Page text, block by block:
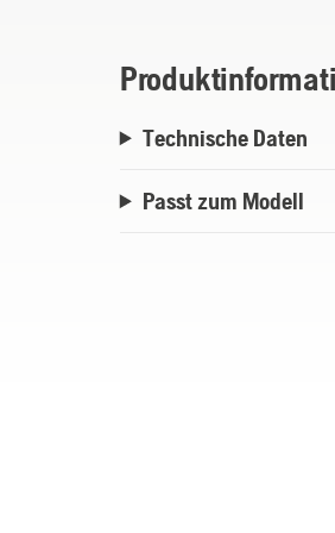
Kit M - Geeignet für
Rasenflächen mit
Technische Daten
Passt zum Modell